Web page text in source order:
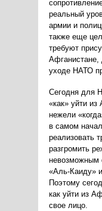
реальный
армии и
также еще
требуют
Афганистане,
уходе НАТО
Сегодня для
«как» уйти
нежели
в самом
реализовать
разгромить
невозможным
«Аль-Каиду»
Поэтому
как уйти из
свое лицо.